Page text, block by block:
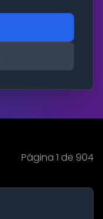
Página 1 de 904